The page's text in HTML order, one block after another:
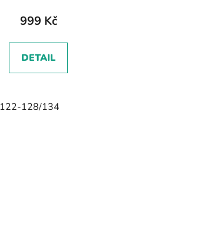
999 Kč
DETAIL
122-128/134